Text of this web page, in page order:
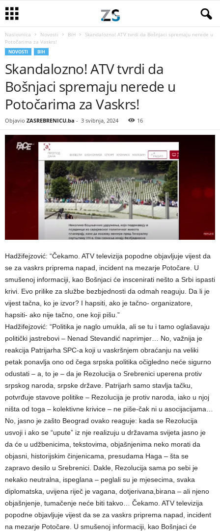
Naslovnica Novosti BiH
Skandalozno! ATV tvrdi da Bošnjaci spremaju nerede u
Potočarima za Vaskrs!
NOVOSTI BIH
Skandalozno! ATV tvrdi da
Bošnjaci spremaju nerede u
Potočarima za Vaskrs!
Objavio ZASREBRENICU.ba - 3 svibnja, 2024 16
Hadžifejzović: “Čekamo. ATV televizija popodne objavljuje vijest da
se za vaskrs priprema napad, incident na mezarje Potočare. U
smušenoj informaciji, kao Bošnjaci će inscenirati nešto a Srbi ispasti
krivi. Evo prilike za službe bezbjednosti da odmah reaguju. Da li je
vijest tačna, ko je izvor? I hapsiti, ako je tačno- organizatore,
hapsiti- ako nije tačno, one koji pišu.”
Hadžifejzović: “Politika je naglo umukla, ali se tu i tamo oglašavaju
politički jastrebovi – Nenad Stevandić naprimjer… No, važnija je
reakcija Patrijarha SPC-a koji u vaskršnjem obraćanju na veliki
petak ponavlja ono od čega srpska politika očigledno neće sigurno
odustati – a, to je – da je Rezolucija o Srebrenici uperena protiv
srpskog naroda, srpske države. Patrijarh samo stavlja tačku,
potvrđuje stavove politike – Rezolucija je protiv naroda, iako u njoj
ništa od toga – kolektivne krivice – ne piše-čak ni u asocijacijama…
No, jasno je zašto Beograd ovako reaguje: kada se Rezolucija
usvoji i ako se “upute” iz nje realizuju u državama svijeta jasno je
da će u udžbenicima, tekstovima, objašnjenima neko morati da
objasni, historijskim činjenicama, presudama Haga – šta se
zapravo desilo u Srebrenici. Dakle, Rezolucija sama po sebi je
nekako neutralna, ispeglana – peglali su je mjesecima, svaka
diplomatska, uvijena riječ je vagana, dotjerivana,birana – ali njeno
objašnjenje, tumačenje neće biti takvo… Čekamo. ATV televizija
popodne objavljuje vijest da se za vaskrs priprema napad, incident
na mezarje Potočare. U smušenoj informaciji, kao Bošnjaci će